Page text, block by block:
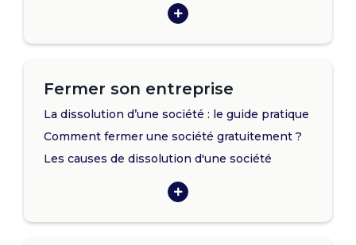
Fermer son entreprise
La dissolution d’une société : le guide pratique
Comment fermer une société gratuitement ?
Les causes de dissolution d'une société